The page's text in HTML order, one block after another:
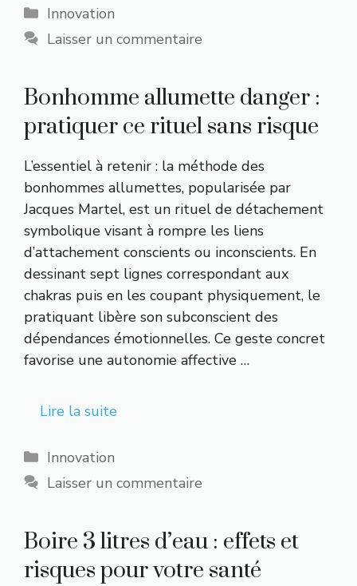
Catégories
Innovation
Laisser un commentaire
Bonhomme allumette danger :
pratiquer ce rituel sans risque
L’essentiel à retenir : la méthode des
bonhommes allumettes, popularisée par
Jacques Martel, est un rituel de détachement
symbolique visant à rompre les liens
d’attachement conscients ou inconscients. En
dessinant sept lignes correspondant aux
chakras puis en les coupant physiquement, le
pratiquant libère son subconscient des
dépendances émotionnelles. Ce geste concret
favorise une autonomie affective …
Lire la suite
Catégories
Innovation
Laisser un commentaire
Boire 3 litres d’eau : effets et
risques pour votre santé